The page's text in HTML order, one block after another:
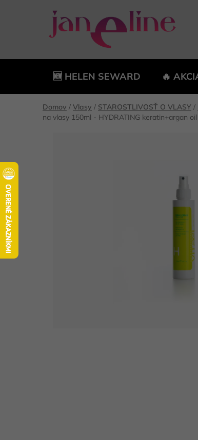
🆕 HELEN SEWARD 🔥
Domov / Vlasy / STAROSTLIVOSŤ O VLASY /
na vlasy 150ml - HYDRATING keratin+argan oil